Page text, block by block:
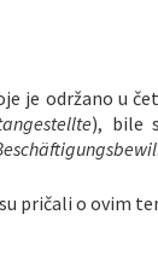
je održano u
), bile
pričali o ovim